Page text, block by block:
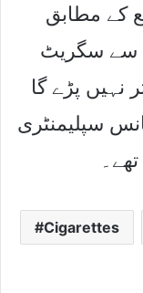
کے مطابق
سے سگریٹ
نہیں پڑے گا
سپلیمنٹری
Cigarettes